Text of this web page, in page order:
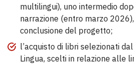
multilingui), uno intermedio
narrazione (entro marzo
conclusione del progetto;
l’acquisto di libri selezionati
Lingua, scelti in relazione alle